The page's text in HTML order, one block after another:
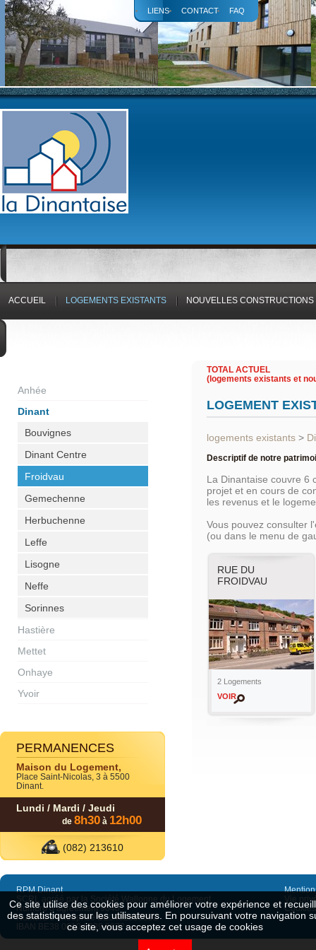
Ce site utilise des cookies pour améliorer votre expérience et
des statistiques sur les utilisateurs. En poursuivant votre navigation
ce site, vous acceptez cet usage de cookies
LIENS CONTACT FAQ
ACCUEIL LOGEMENTS EXISTANTS NOUVELLES CONSTRUCTIONS
Anhée
Dinant
Bouvignes
Dinant Centre
Froidvau
Gemechenne
Herbuchenne
Leffe
Lisogne
Neffe
Sorinnes
Hastière
Mettet
Onhaye
Yvoir
PERMANENCES
Maison du Logement,
Place Saint-Nicolas, 3 à 5500
Dinant.
Lundi / Mardi / Jeudi
de 8h30 à 12h00
(082) 213610
TOTAL ACTUEL
(logements existants et
LOGEMENT
logements existants >
Descriptif de notre
La Dinantaise couvre 6
projet et en cours de
les revenus et le
Vous pouvez consulter
(ou dans le menu de
RUE DU
FROIDVAU
2 Logements
VOIR
RPM Dinant
SCRL agréé par la Société Wallonne du Logement
Numéro d’agréement 9040
Numéro d’entreprise BE0402550592
IBAN BE38 0010 6339 8872
Vie
Cookies